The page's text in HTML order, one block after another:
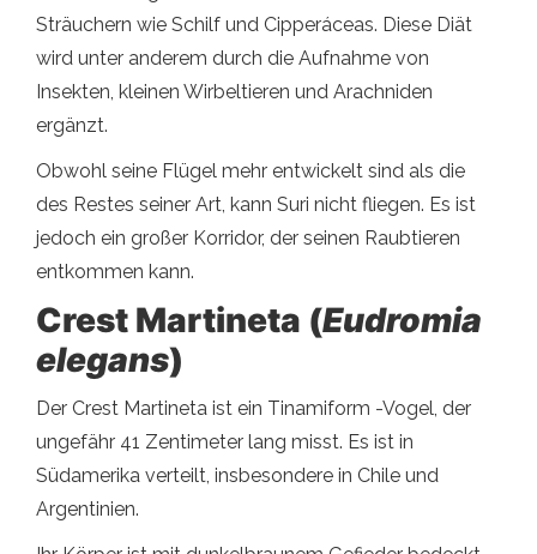
Sträuchern wie Schilf und Cipperáceas. Diese Diät
wird unter anderem durch die Aufnahme von
Insekten, kleinen Wirbeltieren und Arachniden
ergänzt.
Obwohl seine Flügel mehr entwickelt sind als die
des Restes seiner Art, kann Suri nicht fliegen. Es ist
jedoch ein großer Korridor, der seinen Raubtieren
entkommen kann.
Crest Martineta (Eudromia
elegans)
Der Crest Martineta ist ein Tinamiform -Vogel, der
ungefähr 41 Zentimeter lang misst. Es ist in
Südamerika verteilt, insbesondere in Chile und
Argentinien.